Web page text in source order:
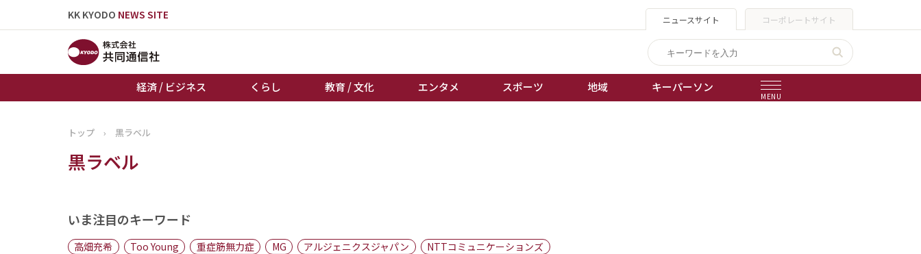
KK KYODO NEWS SITE ニュースサイト コーポレートサイト
経済 / ビジネス くらし 教育 / 文化 エンタメ スポーツ 地域 キーパーソン
MENU
トップページ
地域
棋王戦
トップ › 黒ラベル
黒ラベル
いま注目のキーワード
高畑充希 Too Young 重症筋無力症 MG アルジェニクスジャパン
NTTコミュニケーションズ